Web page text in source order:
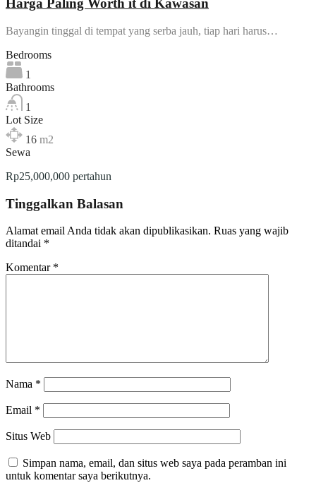
Harga Paling Worth it di Kawasan
Bayangin tinggal di tempat yang serba jauh, tiap hari harus…
Bedrooms
1
Bathrooms
1
Lot Size
16 m2
Sewa
Rp25,000,000 pertahun
Tinggalkan Balasan
Alamat email Anda tidak akan dipublikasikan. Ruas yang wajib
ditandai *
Komentar *
Nama *
Email *
Situs Web
Simpan nama, email, dan situs web saya pada peramban ini
untuk komentar saya berikutnya.